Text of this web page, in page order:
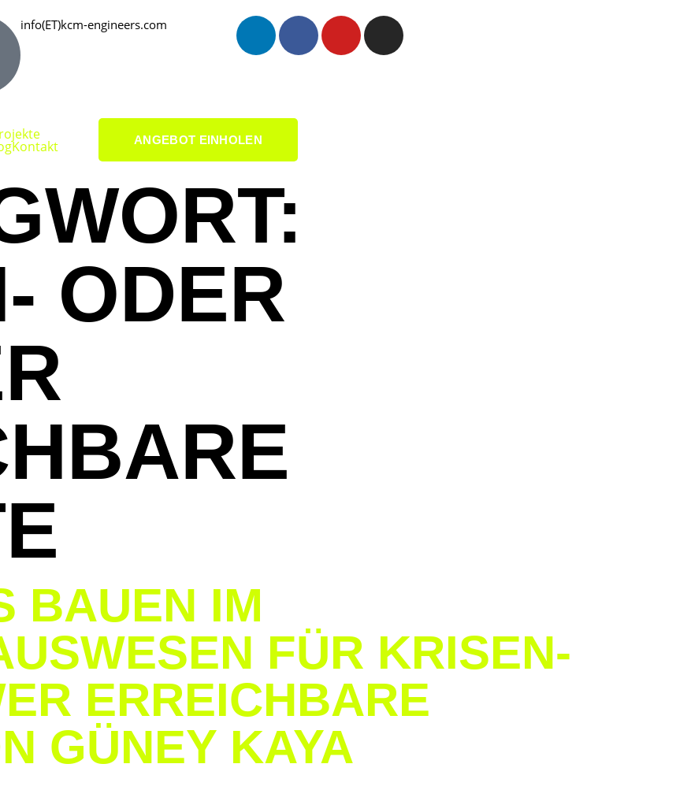
info(ET)kcm-engineers.com
Kontakt ANGEBOT EINHOLEN
ODER
BAUEN IM
FÜR KRISEN-
ERREICHBARE
GÜNEY KAYA